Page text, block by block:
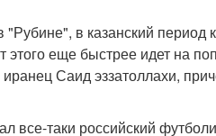
в казанский период
еще быстрее идет на
Саид эззатоллахи,
все-таки российский